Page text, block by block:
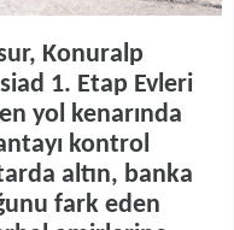
Konuralp
1. Etap Evleri
yol kenarında
kontrol
altın, banka
fark eden